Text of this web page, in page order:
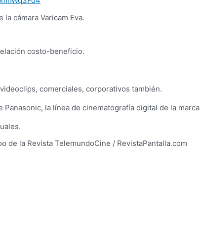
cámara Varicam Eva.
costo-beneficio.
comerciales, corporativos también.
la línea de cinematografía digital de la marca
de la Revista TelemundoCine / RevistaPantalla.com